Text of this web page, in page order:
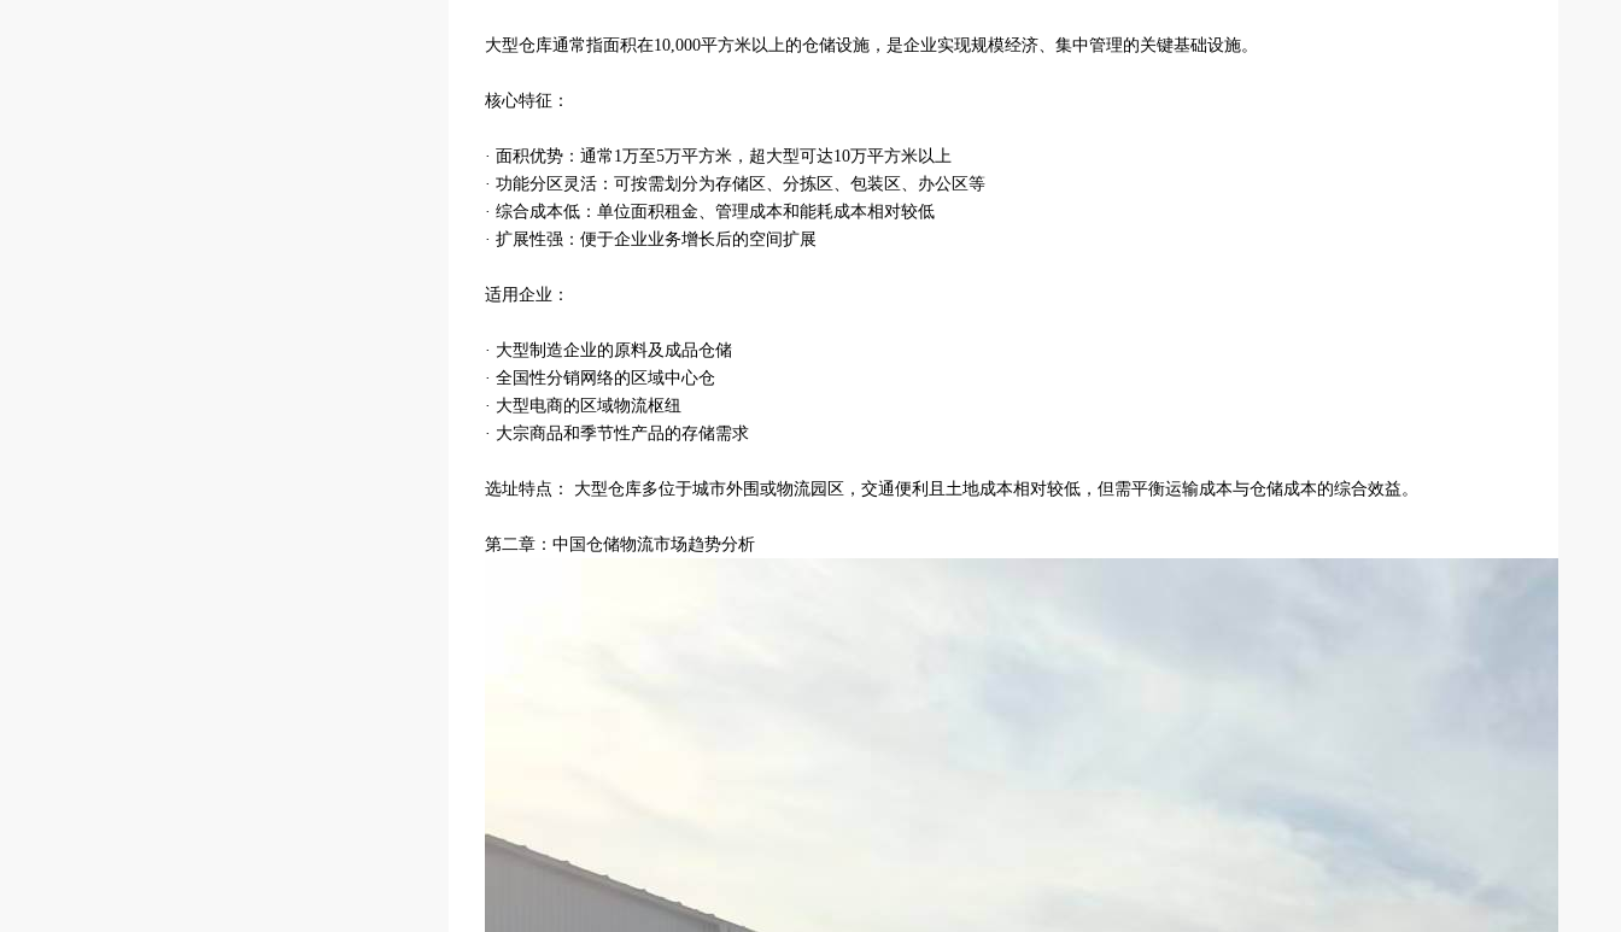
大型仓库通常指面积在10,000平方米以上的仓储设施，是企业实现规模经济、集中管理的关键基础设施。
核心特征：
· 面积优势：通常1万至5万平方米，超大型可达10万平方米以上
· 功能分区灵活：可按需划分为存储区、分拣区、包装区、办公区等
· 综合成本低：单位面积租金、管理成本和能耗成本相对较低
· 扩展性强：便于企业业务增长后的空间扩展
适用企业：
· 大型制造企业的原料及成品仓储
· 全国性分销网络的区域中心仓
· 大型电商的区域物流枢纽
· 大宗商品和季节性产品的存储需求
选址特点： 大型仓库多位于城市外围或物流园区，交通便利且土地成本相对较低，但需平衡运输成本与仓储成本的综合效益。
第二章：中国仓储物流市场趋势分析